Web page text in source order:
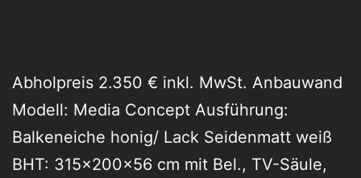
Abholpreis 2.350 € inkl. MwSt. Anbauwand
Modell: Media Concept Ausführung:
Balkeneiche honig/ Lack Seidenmatt weiß
BHT: 315x200x56 cm mit Bel., TV-Säule,